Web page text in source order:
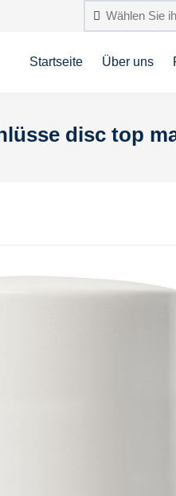
Startseite Über uns
disc top